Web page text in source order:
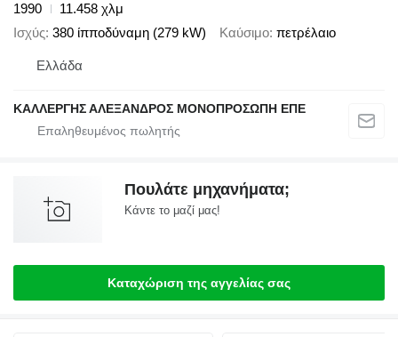
1990
11.458 χλμ
Ισχύς 380 ίπποδύναμη (279 kW) Καύσιμο πετρέλαιο
Ελλάδα
ΚΑΛΛΕΡΓΗΣ ΑΛΕΞΑΝΔΡΟΣ ΜΟΝΟΠΡΟΣΩΠΗ ΕΠΕ
Πουλάτε μηχανήματα;
Κάντε το μαζί μας!
Καταχώριση της αγγελίας σας